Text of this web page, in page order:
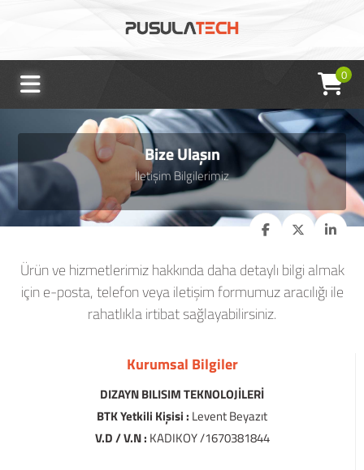
0
Bize Ulaşın
İletişim Bilgilerimiz
Ürün ve hizmetlerimiz hakkında daha detaylı bilgi almak
için e-posta, telefon veya iletişim formumuz aracılığı ile
rahatlıkla irtibat sağlayabilirsiniz.
Kurumsal Bilgiler
DIZAYN BILISIM TEKNOLOJİLERİ
BTK Yetkili Kişisi : Levent Beyazıt
V.D / V.N : KADIKOY /1670381844